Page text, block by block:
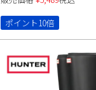
ポイント10倍